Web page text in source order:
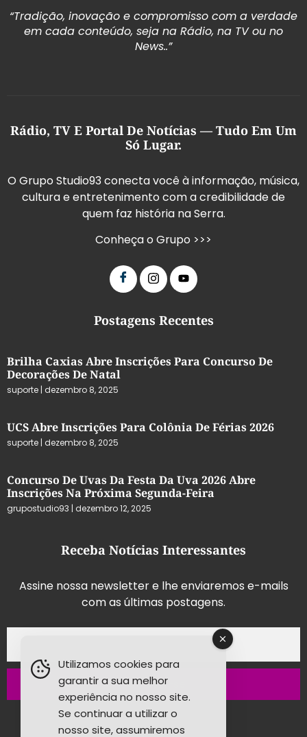
“Tradição, inovação e compromisso com a verdade
em cada conteúdo, seja na Rádio, na TV ou no
News..”
Rádio, TV E Portal De Notícias — Tudo Em Um
Só Lugar.
O Grupo Studio93 conecta você à informação, música,
cultura e entretenimento com a credibilidade de
quem faz história na Serra.
Conheça o Grupo >>>
Postagens Recentes
Brilha Caxias Abre Inscrições Para Concurso De
Decorações De Natal
suporte dezembro 8, 2025
UCS Abre Inscrições Para Colônia De Férias 2026
suporte dezembro 8, 2025
Concurso De Uvas Da Festa Da Uva 2026 Abre
Inscrições Na Próxima Segunda-Feira
grupostudio93 dezembro 12, 2025
Receba Notícias Interessantes
Assine nossa newsletter e lhe enviaremos e-mails
com as últimas postagens.
Inscrever-se
Utilizamos cookies para
garantir a sua melhor
experiência no nosso site.
Se continuar a utilizar o
nosso site, assumiremos